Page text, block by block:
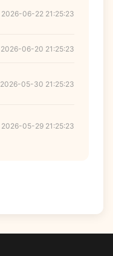
2026-06-22 21:25:23
2026-06-20 21:25:23
2026-05-30 21:25:23
2026-05-29 21:25:23